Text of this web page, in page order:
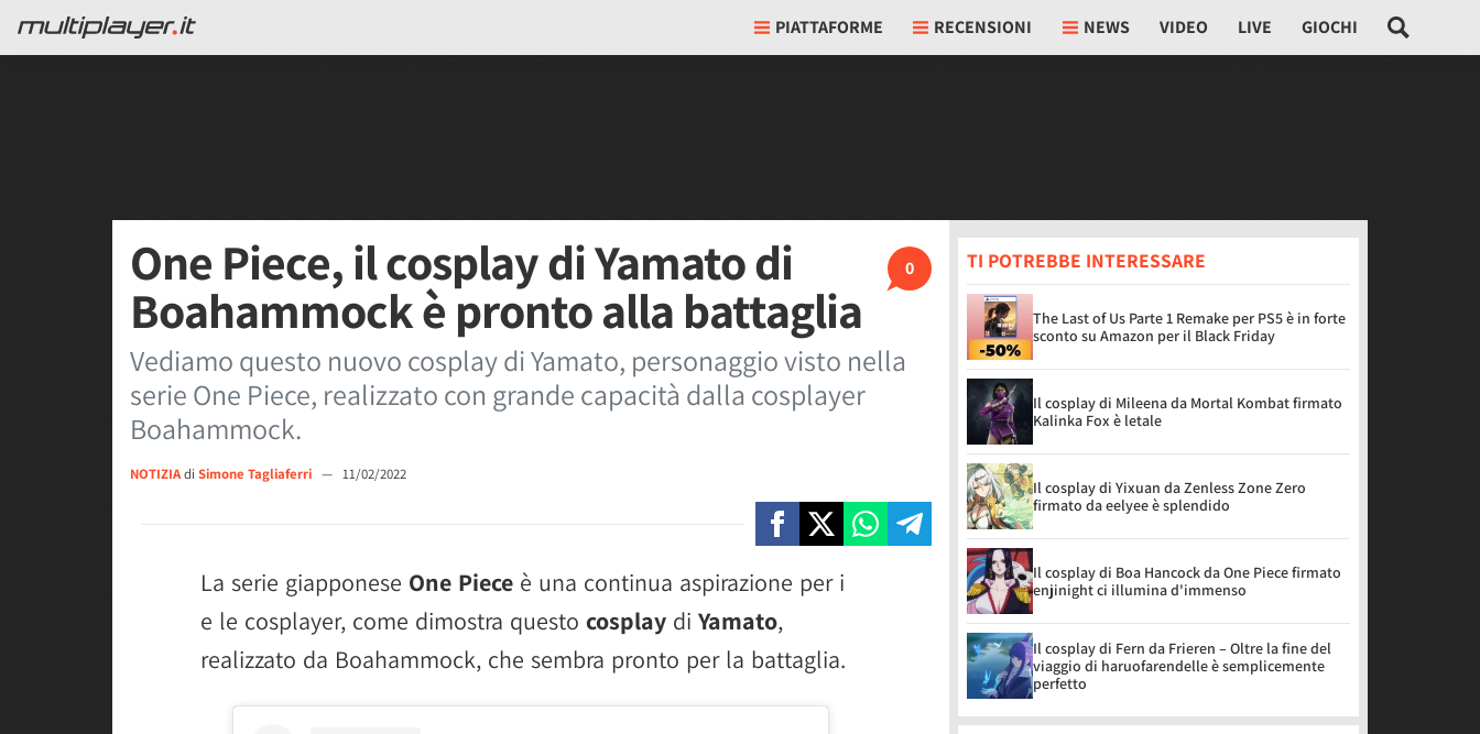
PIATTAFORME RECENSIONI NEWS VIDEO LIVE GIOCHI
0
One Piece, il cosplay di Yamato di
Boahammock è pronto alla battaglia
Vediamo questo nuovo cosplay di Yamato, personaggio visto nella
serie One Piece, realizzato con grande capacità dalla cosplayer
Boahammock.
NOTIZIAdi Simone Tagliaferri — 11/02/2022
La serie giapponese One Piece è una continua aspirazione per i
e le cosplayer, come dimostra questo cosplay di Yamato,
realizzato da Boahammock, che sembra pronto per la battaglia.
TI POTREBBE INTERESSARE
The Last of Us Parte 1 Remake per PS5 è in forte
sconto su Amazon per il Black Friday
Il cosplay di Mileena da Mortal Kombat firmato
Kalinka Fox è letale
Il cosplay di Yixuan da Zenless Zone Zero
firmato da eelyee è splendido
Il cosplay di Boa Hancock da One Piece firmato
enjinight ci illumina d'immenso
Il cosplay di Fern da Frieren – Oltre la fine del
viaggio di haruofarendelle è semplicemente
perfetto